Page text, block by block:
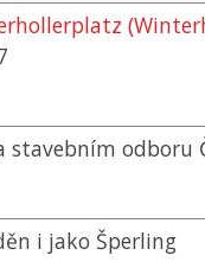
stavebním odboru
i jako Šperling